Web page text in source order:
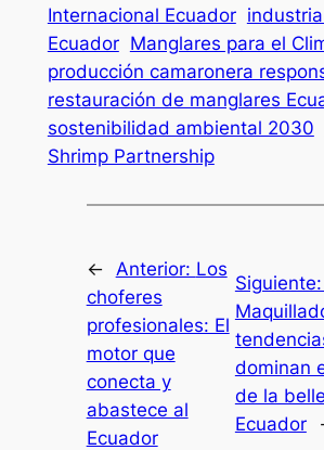
Internacional Ecuador
Ecuador Manglares para el
producción camaronera
restauración de manglares
sostenibilidad ambiental 2030
Shrimp Partnership
← Anterior: Los
choferes
profesionales: El
motor que
conecta y
abastece al
Ecuador
Siguiente:
dominan
de la
Ecuador